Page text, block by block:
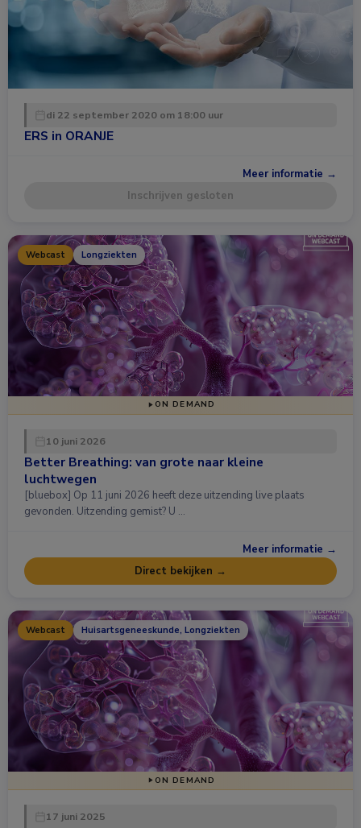
di 22 september 2020 om 18:00 uur
ERS in ORANJE
Meer informatie →
Inschrijven gesloten
Webcast Longziekten
ON DEMAND
10 juni 2026
Better Breathing: van grote naar kleine
luchtwegen
[bluebox] Op 11 juni 2026 heeft deze uitzending live plaats
gevonden. Uitzending gemist? U …
Meer informatie →
Direct bekijken →
Webcast Huisartsgeneeskunde, Longziekten
ON DEMAND
17 juni 2025